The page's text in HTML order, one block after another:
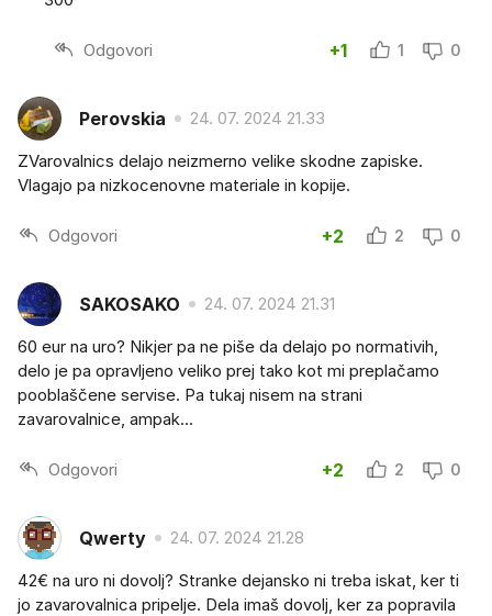
Odgovori +1 1 0
Perovskia 24. 07. 2024 21.33
ZVarovalnics delajo neizmerno velike skodne zapiske.
Vlagajo pa nizkocenovne materiale in kopije.
Odgovori +2 2 0
SAKOSAKO 24. 07. 2024 21.31
60 eur na uro? Nikjer pa ne piše da delajo po normativih,
delo je pa opravljeno veliko prej tako kot mi preplačamo
pooblaščene servise. Pa tukaj nisem na strani
zavarovalnice, ampak...
Odgovori +2 2 0
Qwerty 24. 07. 2024 21.28
42€ na uro ni dovolj? Stranke dejansko ni treba iskat, ker ti
jo zavarovalnica pripelje. Dela imaš dovolj, ker za popravila